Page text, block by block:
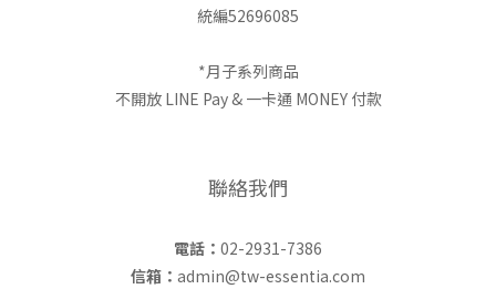
統編52696085
*月子系列商品
不開放 LINE Pay & 一卡通 MONEY 付款
聯絡我們
電話： 02-2931-7386
信箱： admin@tw-essentia.com